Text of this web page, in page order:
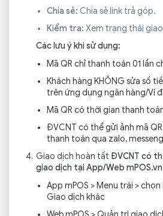
Chia sẻ: Chia sẻ link trả góp.
Kiểm tra: Xem trạng thái
Các lưu ý khi sử dụng:
Mã QR chỉ thanh toán 01 lần
Khách hàng KHÔNG sửa số
trên ứng dụng ngân hàng/Ví
Mã QR có thời gian thanh
ĐVCNT có thể gửi ảnh mã
thanh toán qua zalo,
Giao dịch hoàn tất ĐVCNT có
giao dịch tại App/Web mPOS.vn
App mPOS > Menu trái >
Giao dịch khác